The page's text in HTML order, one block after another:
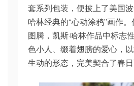
套系列包装，便披上了美国
哈林经典的“心动涂鸦”画作
图腾，凯斯·哈林作品中标志
色小人、缀着翅膀的爱心，
生动的形态，完美契合了春日